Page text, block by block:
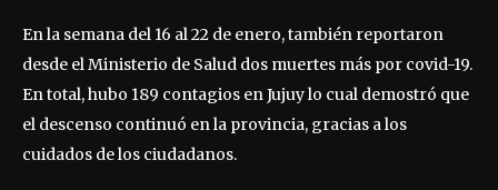
En la semana del 16 al 22 de enero, también reportaron
desde el Ministerio de Salud dos muertes más por covid-19.
En total, hubo 189 contagios en Jujuy lo cual demostró que
el descenso continuó en la provincia, gracias a los
cuidados de los ciudadanos.